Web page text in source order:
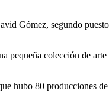
Gómez, segundo
pequeña colección de
hubo 80 producciones